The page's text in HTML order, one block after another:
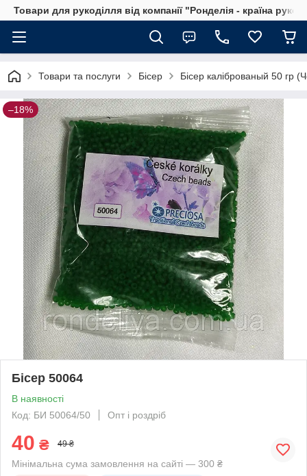
Товари для рукоділля від компанії "Ронделія - країна
Товари та послуги Бісер Бісер каліброваный 50 гр
–18%
Бісер 50064
В наявності
Код: БИ 50064/50
Опт і роздріб
40 ₴ 49 ₴
Мінімальна сума замовлення на сайті — 300 ₴